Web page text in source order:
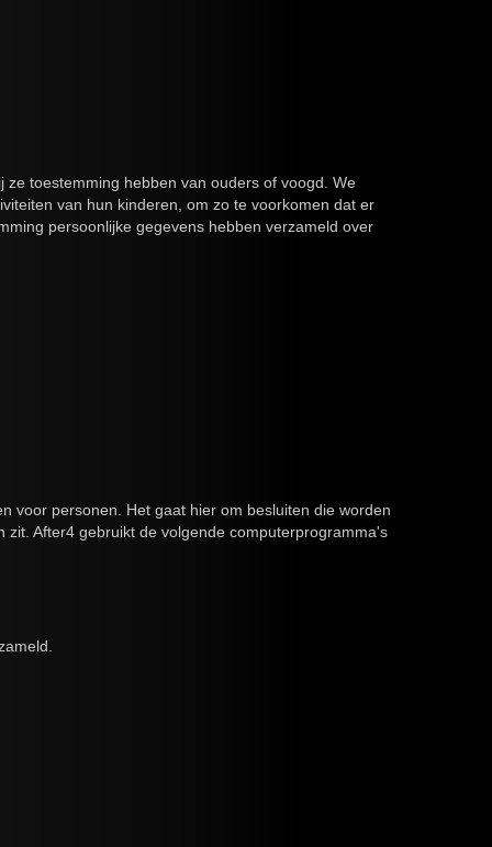
toestemming hebben van ouders of voogd. We
van hun kinderen, om zo te voorkomen dat er
persoonlijke gegevens hebben verzameld over
voor personen. Het gaat hier om besluiten die worden
After4 gebruikt de volgende computerprogramma's